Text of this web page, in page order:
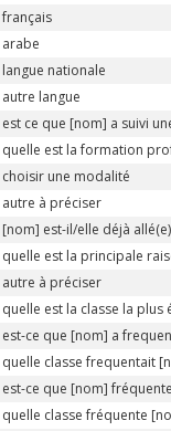
français
arabe
langue nationale
autre langue
est ce que [nom] a suivi
quelle est la formation
choisir une modalité
autre à préciser
[nom] est-il/elle déjà allé(e)
quelle est la principale
autre à préciser
quelle est la classe la plus
est-ce que [nom] a
quelle classe frequentait
est-ce que [nom]
quelle classe fréquente